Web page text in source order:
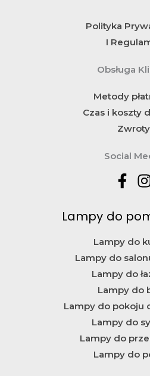
Polityka
I
Obsługa
Metody
Czas i koszty
Zwroty
Social
Lampy do
Lampy do
Lampy do
Lampy do
Lampy do
Lampy do pokoju
Lampy do
Lampy do
Lampy do